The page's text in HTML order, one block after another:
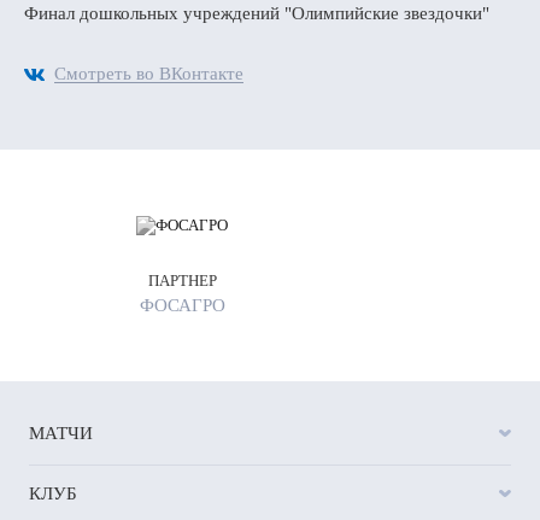
Финал дошкольных учреждений "Олимпийские звездочки"
Смотреть во ВКонтакте
ПАРТНЕР
ФОСАГРО
МАТЧИ
КЛУБ